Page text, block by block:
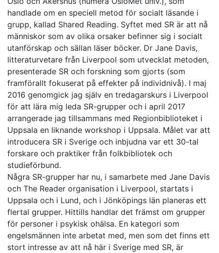
handlade om en speciell metod för socialt läsande i
grupp, kallad Shared Reading. Syftet med SR är att nå
människor som av olika orsaker befinner sig i socialt
utanförskap och sällan läser böcker. Dr Jane Davis,
litteraturvetare från Liverpool som utvecklat metoden,
presenterade SR och forskning som gjorts (som
framförallt fokuserat på effekter på individnivå). I maj
2016 genomgick jag själv en tredagarskurs i Liverpool
för att lära mig leda SR-grupper och i april 2017
arrangerade jag tillsammans med Regionbiblioteket i
Uppsala en liknande workshop i Uppsala. Målet var att
introducera SR i Sverige och inbjudna var ett 30-tal
forskare och praktiker från folkbibliotek och
studieförbund.
Några SR-grupper har nu, i samarbete med Jane Davis
och The Reader organisation i Liverpool, startats i
Uppsala och i Lund, och i Jönköpings län planeras ett
flertal grupper. Hittills handlar det främst om grupper
för personer i psykisk ohälsa. En kategori som
engelsmännen inte arbetat med, men som det finns ett
stort intresse av att nå här i Sverige med SR, är